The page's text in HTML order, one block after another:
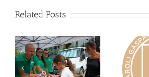
Related Posts
Nagy érdeklődés övezi